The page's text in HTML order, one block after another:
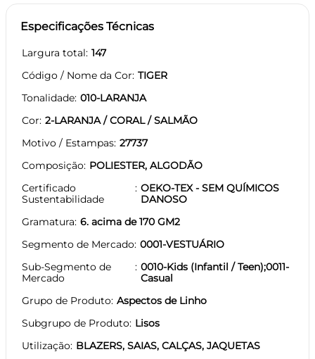
Especificações Técnicas
Largura total 147
Código / Nome da Cor TIGER
Tonalidade 010-LARANJA
Cor 2-LARANJA / CORAL / SALMÃO
Motivo / Estampas 27737
Composição POLIESTER, ALGODÃO
Certificado
Sustentabilidade
OEKO-TEX - SEM QUÍMICOS
DANOSO
Gramatura 6. acima de 170 GM2
Segmento de Mercado 0001-VESTUÁRIO
Sub-Segmento de
Mercado
0010-Kids (Infantil / Teen);0011-
Casual
Grupo de Produto Aspectos de Linho
Subgrupo de Produto Lisos
Utilização BLAZERS, SAIAS, CALÇAS, JAQUETAS